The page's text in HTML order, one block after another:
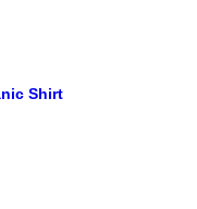
Shirt